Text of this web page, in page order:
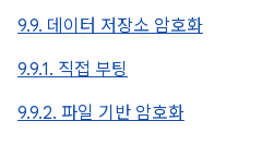
9.9. 데이터 저장소 암호화
9.9.1. 직접 부팅
9.9.2. 파일 기반 암호화